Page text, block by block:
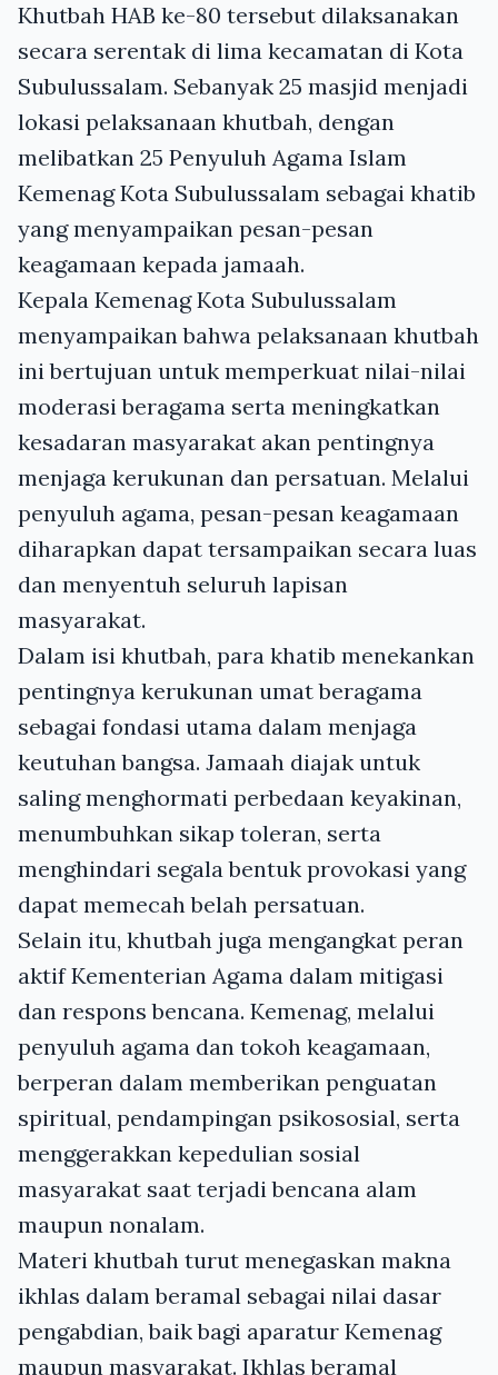
Khutbah HAB ke-80 tersebut dilaksanakan
secara serentak di lima kecamatan di Kota
Subulussalam. Sebanyak 25 masjid menjadi
lokasi pelaksanaan khutbah, dengan
melibatkan 25 Penyuluh Agama Islam
Kemenag Kota Subulussalam sebagai khatib
yang menyampaikan pesan-pesan
keagamaan kepada jamaah.
Kepala Kemenag Kota Subulussalam
menyampaikan bahwa pelaksanaan khutbah
ini bertujuan untuk memperkuat nilai-nilai
moderasi beragama serta meningkatkan
kesadaran masyarakat akan pentingnya
menjaga kerukunan dan persatuan. Melalui
penyuluh agama, pesan-pesan keagamaan
diharapkan dapat tersampaikan secara luas
dan menyentuh seluruh lapisan
masyarakat.
Dalam isi khutbah, para khatib menekankan
pentingnya kerukunan umat beragama
sebagai fondasi utama dalam menjaga
keutuhan bangsa. Jamaah diajak untuk
saling menghormati perbedaan keyakinan,
menumbuhkan sikap toleran, serta
menghindari segala bentuk provokasi yang
dapat memecah belah persatuan.
Selain itu, khutbah juga mengangkat peran
aktif Kementerian Agama dalam mitigasi
dan respons bencana. Kemenag, melalui
penyuluh agama dan tokoh keagamaan,
berperan dalam memberikan penguatan
spiritual, pendampingan psikososial, serta
menggerakkan kepedulian sosial
masyarakat saat terjadi bencana alam
maupun nonalam.
Materi khutbah turut menegaskan makna
ikhlas dalam beramal sebagai nilai dasar
pengabdian, baik bagi aparatur Kemenag
maupun masyarakat. Ikhlas beramal